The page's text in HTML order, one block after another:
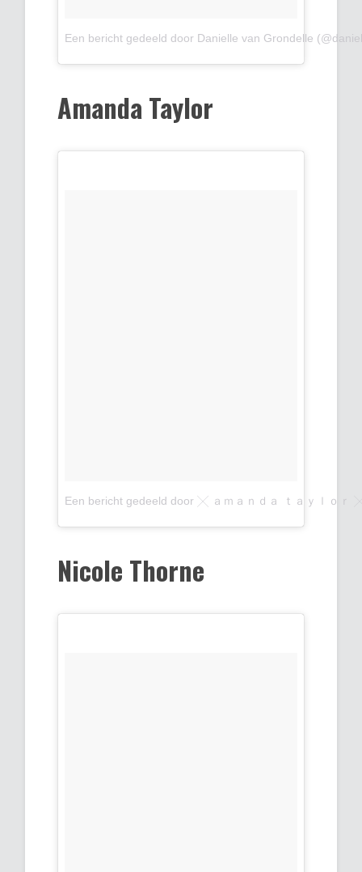
Een bericht gedeeld door Danielle van Grondelle
Amanda Taylor
Een bericht gedeeld door ╳ ａｍａｎｄａ ｔａｙｌｏｒ
Nicole Thorne